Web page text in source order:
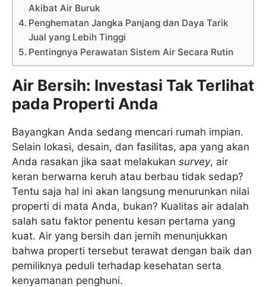
Akibat Air Buruk
Penghematan Jangka Panjang dan Daya Tarik
Jual yang Lebih Tinggi
Pentingnya Perawatan Sistem Air Secara Rutin
Air Bersih: Investasi Tak Terlihat
pada Properti Anda
Bayangkan Anda sedang mencari rumah impian.
Selain lokasi, desain, dan fasilitas, apa yang akan
Anda rasakan jika saat melakukan survey, air
keran berwarna keruh atau berbau tidak sedap?
Tentu saja hal ini akan langsung menurunkan nilai
properti di mata Anda, bukan? Kualitas air adalah
salah satu faktor penentu kesan pertama yang
kuat. Air yang bersih dan jernih menunjukkan
bahwa properti tersebut terawat dengan baik dan
pemiliknya peduli terhadap kesehatan serta
kenyamanan penghuni.